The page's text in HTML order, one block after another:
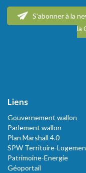
S'abonner à la
la
Liens
Gouvernement wallon
Parlement wallon
Plan Marshall 4.0
SPW Territoire-
Patrimoine-Energie
Géoportail